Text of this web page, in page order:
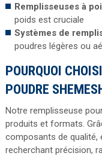
Remplisseuses à
poids est cruciale
Systèmes de
poudres légères ou
POURQUOI
POUDRE
Notre remplisseuse
produits et formats.
composants de qualité,
recherchant précision,